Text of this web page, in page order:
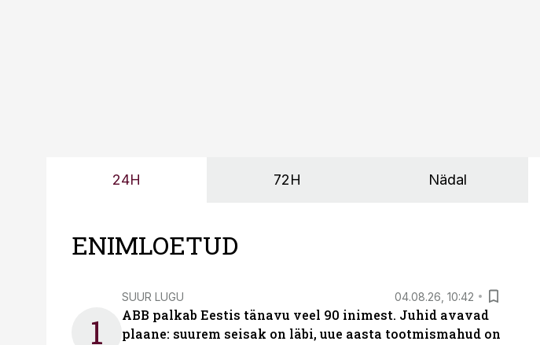
24H 72H Nädal
ENIMLOETUD
1
SUUR LUGU 04.08.26, 10:42
ABB palkab Eestis tänavu veel 90 inimest. Juhid avavad
plaane: suurem seisak on läbi, uue aasta tootmismahud on